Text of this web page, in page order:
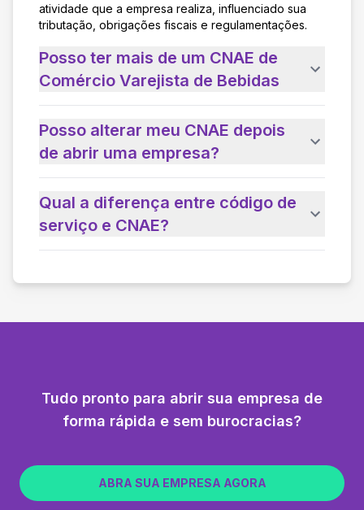
atividade que a empresa realiza, influenciado sua
tributação, obrigações fiscais e regulamentações.
Posso ter mais de um CNAE de
Comércio Varejista de Bebidas
Posso alterar meu CNAE depois
de abrir uma empresa?
Qual a diferença entre código de
serviço e CNAE?
Tudo pronto para abrir sua empresa de
forma rápida e sem burocracias?
ABRA SUA EMPRESA AGORA